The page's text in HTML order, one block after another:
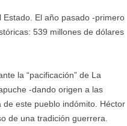
El año pasado -primero
539 millones de dólares
la “pacificación” de La
-dando origen a las
este pueblo indómito. Héctor
de una tradición guerrera.